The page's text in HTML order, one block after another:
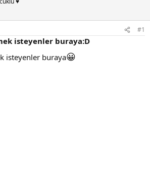
#1
isteyenler buraya:D
isteyenler buraya😀